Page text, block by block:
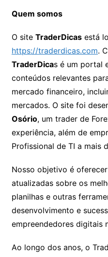
Quem somos
O site TraderDicasestá
https://traderdicas.com.
TraderDicas é um portal
conteúdos relevantes
mercado financeiro,
mercados. O site foi
Osório, um trader de
experiência, além de
Profissional de TI a mais
Nosso objetivo é
atualizadas sobre os
planilhas e outras
desenvolvimento e
empreendedores digitais
Ao longo dos anos, o